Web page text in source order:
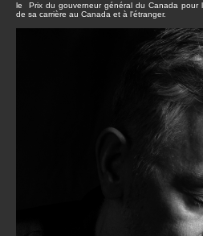
le Prix du gouverneur général du Canada pour
de sa carrière au Canada et à l'étranger.